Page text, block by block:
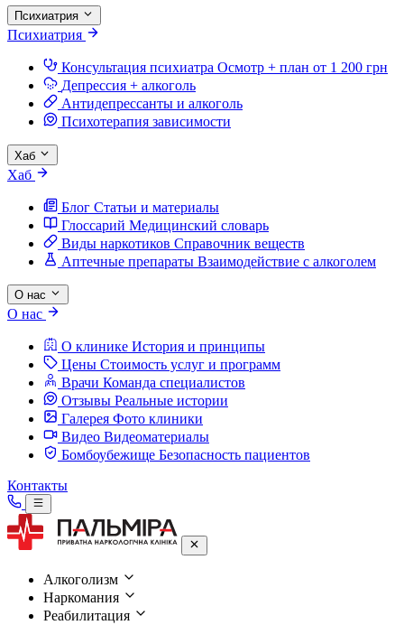
Психиатрия
Психиатрия
Консультация психиатра Осмотр + план от 1 200 грн
Депрессия + алкоголь
Антидепрессанты и алкоголь
Психотерапия зависимости
Хаб
Хаб
Блог Статьи и материалы
Глоссарий Медицинский словарь
Виды наркотиков Справочник веществ
Аптечные препараты Взаимодействие с алкоголем
О нас
О нас
О клинике История и принципы
Цены Стоимость услуг и программ
Врачи Команда специалистов
Отзывы Реальные истории
Галерея Фото клиники
Видео Видеоматериалы
Бомбоубежище Безопасность пациентов
Контакты
Алкоголизм
Наркомания
Реабилитация